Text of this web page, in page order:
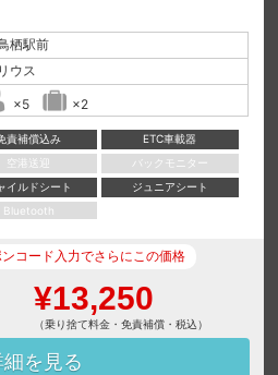
栖駅前
ウス
×5 ×2
責補償込み
ETC車載器
空港送迎
バックモニター
イルドシート
ジュニアシート
Bluetooth
コード入力でさらにこの価格
¥13,250
（乗り捨て料金・免責補償・税込）
を見る